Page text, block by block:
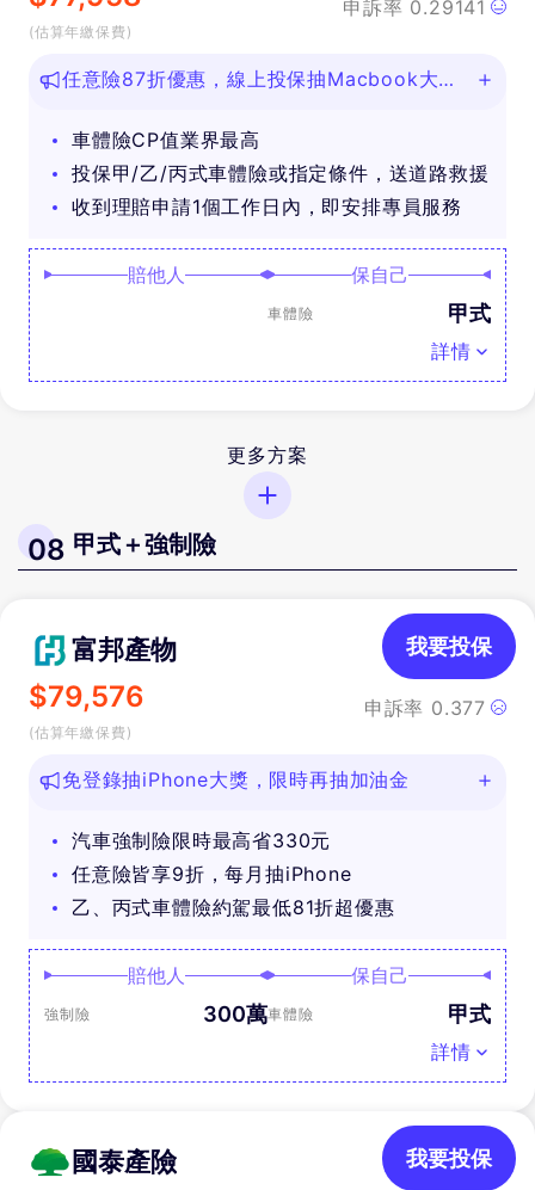
(估算年繳保費)
申訴率 0.29141
任意險87折優惠，線上投保抽Macbook大
車體險CP值業界最高
投保甲/乙/丙式車體險或指定條件，送道路救援
收到理賠申請1個工作日內，即安排專員服務
賠他人 保自己
車體險 甲式
詳情
更多方案
08 甲式＋強制險
富邦產物
$79,576
(估算年繳保費)
申訴率 0.377
我要投保
免登錄抽iPhone大獎，限時再抽加油金
汽車強制險限時最高省330元
任意險皆享9折，每月抽iPhone
乙、丙式車體險約駕最低81折超優惠
賠他人
強制險 300萬
保自己
車體險 甲式
詳情
國泰產險 我要投保